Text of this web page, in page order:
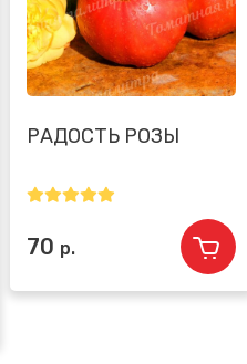
РАДОСТЬ РОЗЫ
70 р.